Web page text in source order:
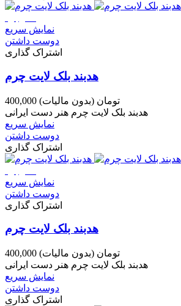
نمایش سریع
دوست داشتن
اشتراک گذاری
هدبند بلک لایت چرم
400,000 تومان (بدون مالیات)
هدبند بلک لایت چرم هنر دست ایرانی
نمایش سریع
دوست داشتن
اشتراک گذاری
نمایش سریع
دوست داشتن
اشتراک گذاری
هدبند بلک لایت چرم
400,000 تومان (بدون مالیات)
هدبند بلک لایت چرم هنر دست ایرانی
نمایش سریع
دوست داشتن
اشتراک گذاری